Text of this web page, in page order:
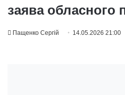
заява обласного
Пащенко Сергій 14.05.2026 21:00